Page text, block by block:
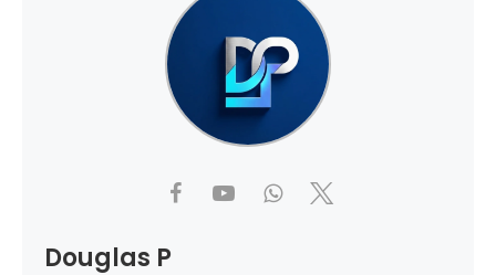
Douglas P